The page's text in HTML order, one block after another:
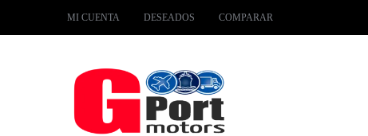
MI CUENTA DESEADOS COMPARAR